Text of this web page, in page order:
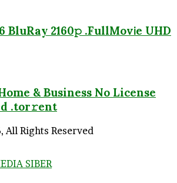
BluRay 2160𝚙 .FullMov𝗂e UHD
& Business No License
.tоr𝚛еnt
Rights Reserved
SIBER